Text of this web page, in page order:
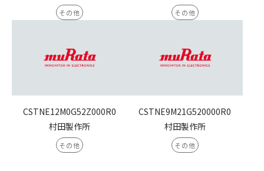
その他 その他
CSTNE12M0G52Z000R0
村田製作所
その他
CSTNE9M21G520000R0
村田製作所
その他